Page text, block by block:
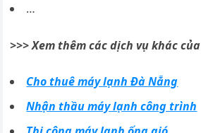
…
>>> Xem thêm các dịch vụ khác
Cho thuê máy lạnh Đà Nẵng
Nhận thầu máy lạnh công trình